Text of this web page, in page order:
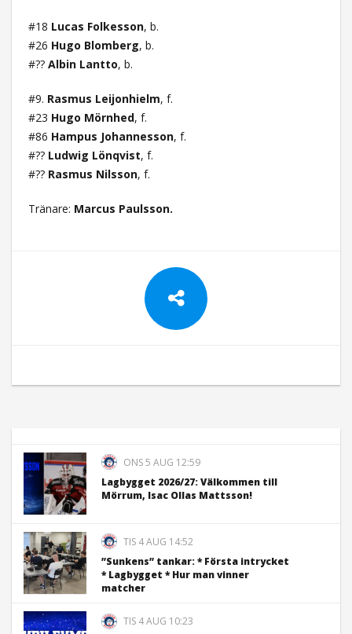
#18 Lucas Folkesson, b.
#26 Hugo Blomberg, b.
#?? Albin Lantto, b.
#9. Rasmus Leijonhielm, f.
#23 Hugo Mörnhed, f.
#86 Hampus Johannesson, f.
#?? Ludwig Lönqvist, f.
#?? Rasmus Nilsson, f.
Tränare: Marcus Paulsson.
ONS 5 AUG 12:59
Lagbygget 2026/27: Välkommen till
Mörrum, Isac Ollas Mattsson!
TIS 4 AUG 14:52
”Sunkens” tankar: * Första intrycket
* Lagbygget * Hur man vinner
matcher
TIS 4 AUG 10:23